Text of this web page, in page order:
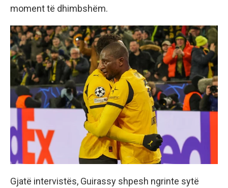
moment të dhimbshëm.
Gjatë intervistës, Guirassy shpesh ngrinte sytë